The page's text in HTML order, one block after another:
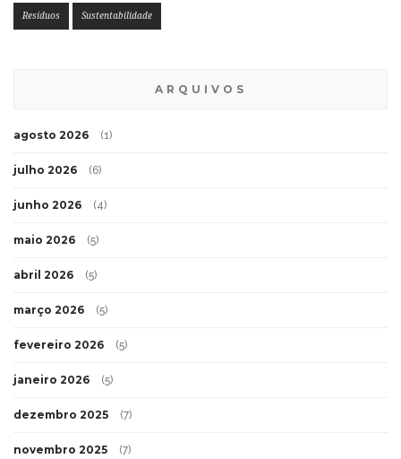
Resíduos Sustentabilidade
ARQUIVOS
agosto 2026 (1)
julho 2026 (6)
junho 2026 (4)
maio 2026 (5)
abril 2026 (5)
março 2026 (5)
fevereiro 2026 (5)
janeiro 2026 (5)
dezembro 2025 (7)
novembro 2025 (7)